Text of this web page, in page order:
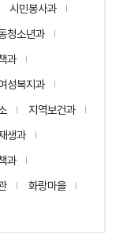
시민봉사과
청소년과
과
성복지과
지역보건과
생과
과
화랑마을